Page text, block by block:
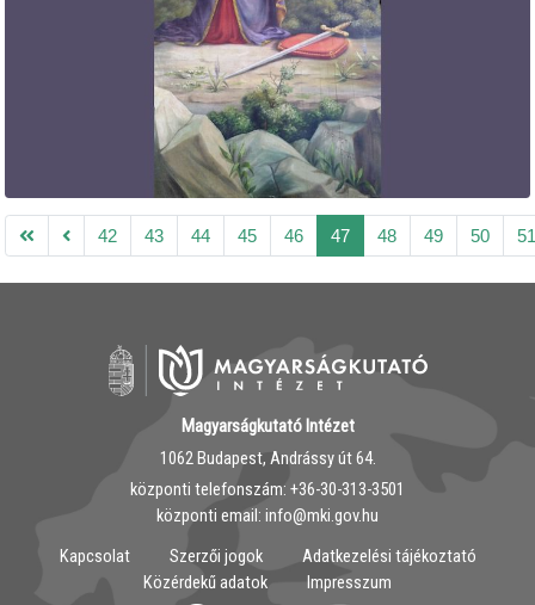
42 43 44 45 46 47 48 49 50
Magyarságkutató Intézet
1062 Budapest, Andrássy út 64.
központi telefonszám: ‭+36-30-313-3501
központi email: info@mki.gov.hu
Kapcsolat
Szerzői jogok
Adatkezelési tájékoztató
Közérdekű adatok
Impresszum